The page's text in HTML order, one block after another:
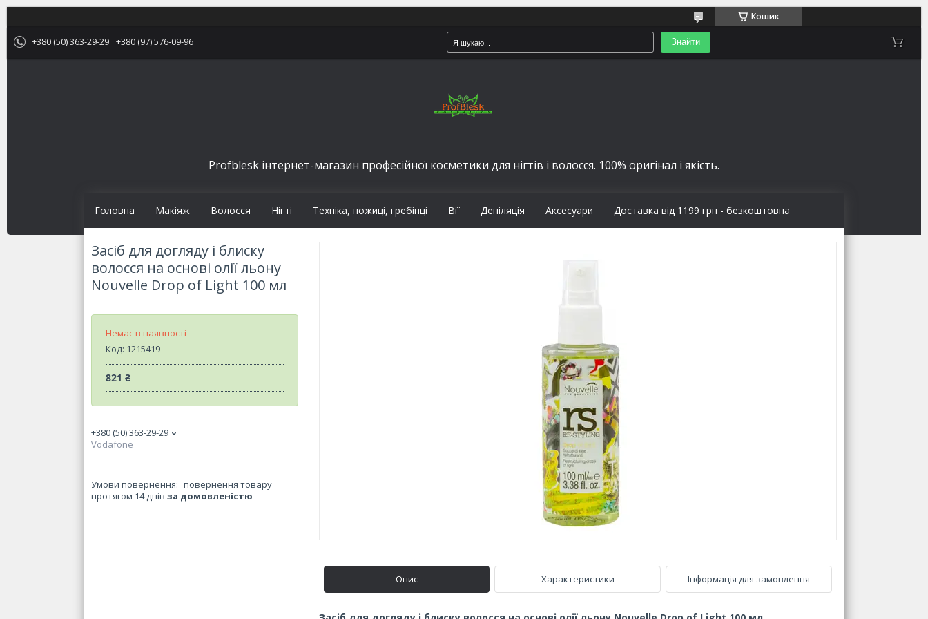
Кошик
+380 (50) 363-29-29 +380 (97) 576-09-96 Знайти
Profblesk інтернет-магазин професійної косметики для нігтів і волосся. 100% оригінал і якість.
Головна Макіяж Волосся Нігті Техніка, ножиці, гребінці Вії Депіляція Аксесуари Доставка від 1199 грн - безкоштовна
Засіб для догляду і блиску
волосся на основі олії льону
Nouvelle Drop of Light 100 мл
Немає в наявності
Код: 1215419
821 ₴
+380 (50) 363-29-29
Vodafone
повернення товару
протягом 14 днів за домовленістю
Опис Характеристики Інформація для замовлення